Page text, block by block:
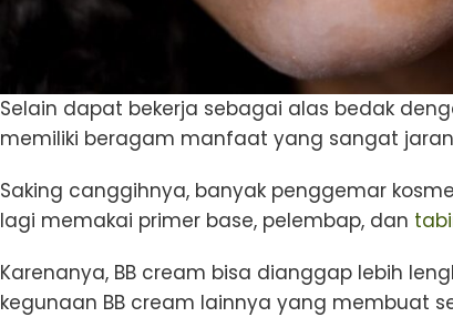
Selain dapat bekerja sebagai alas bedak
memiliki beragam manfaat yang sangat
Saking canggihnya, banyak penggemar
lagi memakai primer base, pelembap, dan
Karenanya, BB cream bisa dianggap lebih
kegunaan BB cream lainnya yang membuat